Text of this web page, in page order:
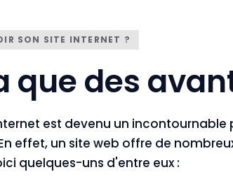
SON SITE INTERNET ?
que des
est devenu un incontournable
effet, un site web offre de
quelques-uns d'entre eux :